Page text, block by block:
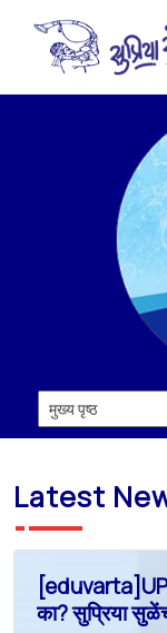
Latest
का? सुप्रिया